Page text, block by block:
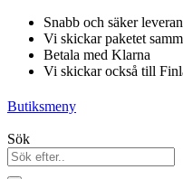
Hoppa
innehåll
Snabb och säker
Vi skickar paketet
Betala med Klarna
Vi skickar också till
Butiksmeny
Sök